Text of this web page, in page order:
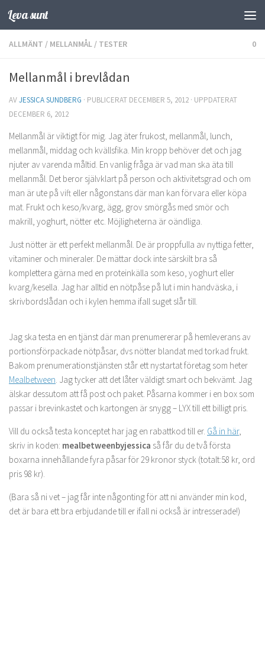
Hoppa till innehåll
Leva sunt
ALLMÄNT / MELLANMÅL / TESTER 0
Mellanmål i brevlådan
AVJESSICA SUNDBERG · PUBLICERAT DECEMBER 5, 2012 · UPPDATERAT
DECEMBER 6, 2012
Mellanmål är viktigt för mig. Jag äter frukost, mellanmål, lunch,
mellanmål, middag och kvällsfika. Min kropp behöver det och jag
njuter av varenda måltid. En vanlig fråga är vad man ska äta till
mellanmål. Det beror självklart på person och aktivitetsgrad och om
man är ute på vift eller någonstans där man kan förvara eller köpa
mat. Frukt och keso/kvarg, ägg, grov smörgås med smör och
makrill, yoghurt, nötter etc. Möjligheterna är oändliga.
Just nötter är ett perfekt mellanmål. De är proppfulla av nyttiga fetter,
vitaminer och mineraler. De mättar dock inte särskilt bra så
komplettera gärna med en proteinkälla som keso, yoghurt eller
kvarg/kesella. Jag har alltid en nötpåse på lut i min handväska, i
skrivbordslådan och i kylen hemma ifall suget slår till.
Jag ska testa en en tjänst där man prenumererar på hemleverans av
portionsförpackade nötpåsar, dvs nötter blandat med torkad frukt.
Bakom prenumerationstjänsten står ett nystartat företag som heter
Mealbetween. Jag tycker att det låter väldigt smart och bekvämt. Jag
älskar dessutom att få post och paket. Påsarna kommer i en box som
passar i brevinkastet och kartongen är snygg – LYX till ett billigt pris.
Vill du också testa konceptet har jag en rabattkod till er. Gå in här,
skriv in koden: mealbetweenbyjessica så får du de två första
boxarna innehållande fyra påsar för 29 kronor styck (totalt:58 kr, ord
pris 98 kr).
(Bara så ni vet – jag får inte någonting för att ni använder min kod,
det är bara ett bra erbjudande till er ifall ni också är intresserade!)